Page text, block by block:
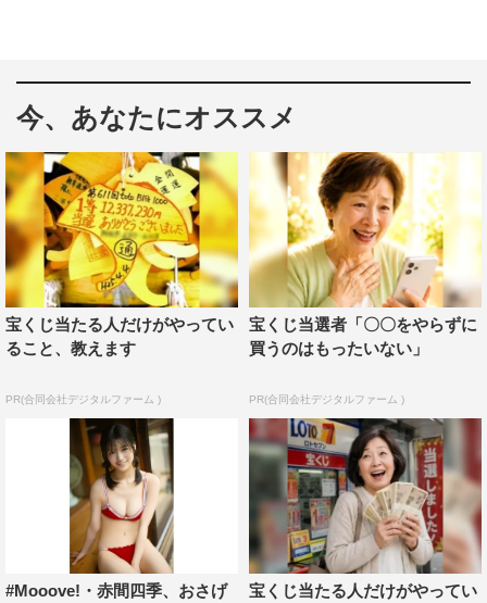
今、あなたにオススメ
宝くじ当たる人だけがやってい
ること、教えます
PR(合同会社デジタルファーム )
宝くじ当選者「〇〇をやらずに
買うのはもったいない」
PR(合同会社デジタルファーム )
#Mooove!・赤間四季、おさげ
宝くじ当たる人だけがやってい